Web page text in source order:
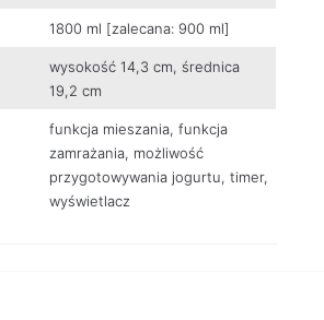
1800 ml [zalecana: 900 ml]
wysokość 14,3 cm, średnica
19,2 cm
funkcja mieszania, funkcja
zamrażania, możliwość
przygotowywania jogurtu, timer,
wyświetlacz